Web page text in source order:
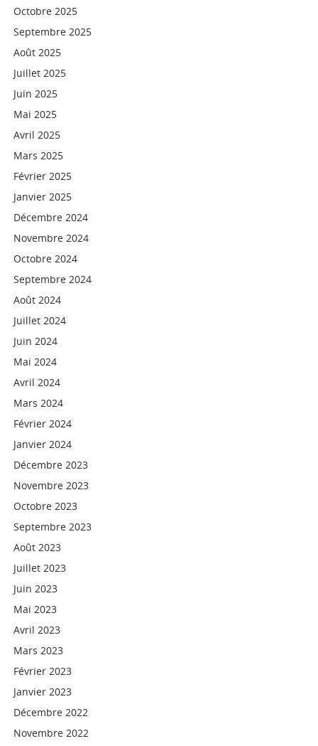
Octobre 2025
Septembre 2025
Août 2025
Juillet 2025
Juin 2025
Mai 2025
Avril 2025
Mars 2025
Février 2025
Janvier 2025
Décembre 2024
Novembre 2024
Octobre 2024
Septembre 2024
Août 2024
Juillet 2024
Juin 2024
Mai 2024
Avril 2024
Mars 2024
Février 2024
Janvier 2024
Décembre 2023
Novembre 2023
Octobre 2023
Septembre 2023
Août 2023
Juillet 2023
Juin 2023
Mai 2023
Avril 2023
Mars 2023
Février 2023
Janvier 2023
Décembre 2022
Novembre 2022